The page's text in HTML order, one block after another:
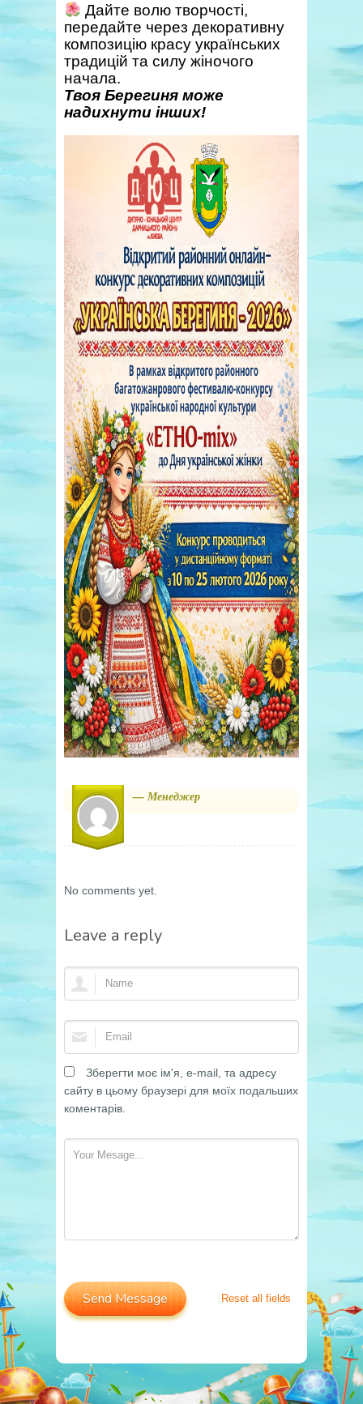
Дайте волю творчості,
передайте через декоративну
композицію красу українських
традицій та силу жіночого
начала.
Твоя Берегиня може
надихнути інших!
— Менеджер
No comments yet.
Leave a reply
Зберегти моє ім'я, e-mail, та адресу
сайту в цьому браузері для моїх подальших
коментарів.
Reset all fields